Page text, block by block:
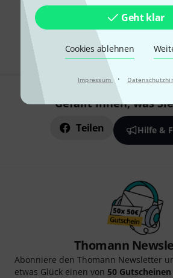
Geht klar
Cookies ablehnen
Impressum ·
Kostenloser Versand ab
Alle Preise inkl. MwSt.
Gefällt Ihnen, was
Teilen Hilfe &
Thomann
Abonniere den Thomann Newsletter
etwas Glück einen von 50 Gutscheinen